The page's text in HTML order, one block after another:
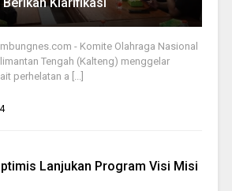
- Komite Olahraga Nasional
Tengah (Kalteng) menggelar
perhelatan a [...]
Lanjukan Program Visi Misi